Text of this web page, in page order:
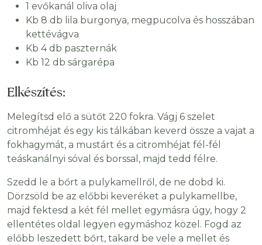
1 evőkanál oliva olaj
Kb 8 db lila burgonya, megpucolva és hosszában
kettévágva
Kb 4 db paszternák
Kb 12 db sárgarépa
Elkészítés:
Melegítsd elő a sütőt 220 fokra. Vágj 6 szelet
citromhéjat és egy kis tálkában keverd össze a vajat a
fokhagymát, a mustárt és a citromhéjat fél-fél
teáskanálnyi sóval és borssal, majd tedd félre.
Szedd le a bőrt a pulykamellről, de ne dobd ki.
Dörzsöld be az előbbi keveréket a pulykamellbe,
majd fektesd a két fél mellet egymásra úgy, hogy 2
ellentétes oldal legyen egymáshoz közel. Fogd az
előbb leszedett bőrt, takard be vele a mellet és